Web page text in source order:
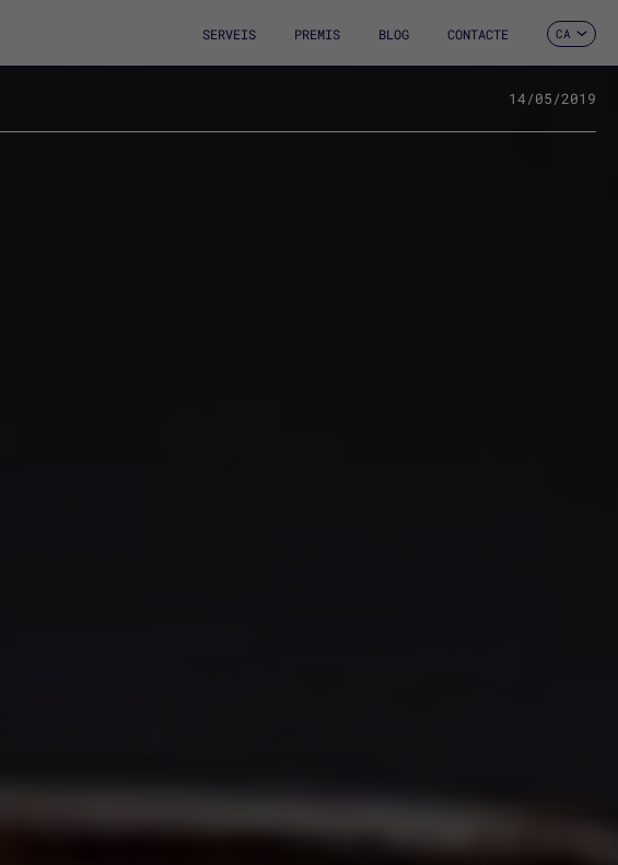
SERVEIS PREMIS BLOG CONTACTE CA
FR
IT
14/05/2019